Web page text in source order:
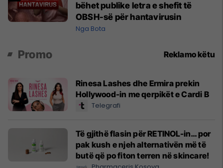
bëhet publike letra e shefit të
OBSH-së për hantavirusin
Nga Bota
Promo Reklamo këtu
Rinesa Lashes dhe Ermira prekin
Hollywood-in me qerpikët e Cardi B
Telegrafi
Të gjithë flasin për RETINOL-in… por
pak kush e njeh alternativën më të
butë që po fiton terren në skincare!